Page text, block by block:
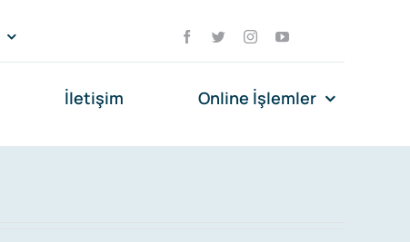
İletişim Online İşlemler